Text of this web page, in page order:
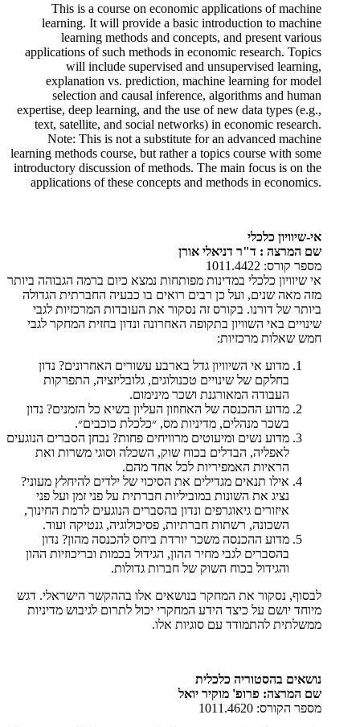
This is a course on economic applications of machine
learning. It will provide a basic introduction to machine
learning methods and concepts, and present various
applications of such methods in economic research. Topics
will include supervised and unsupervised learning,
explanation vs. prediction, machine learning for model
selection and causal inference, algorithms and human
expertise, deep learning, and the use of new data types (e.g.,
text, satellite, and social networks) in economic research.
Note: This is not a substitute for an advanced machine
learning methods course, but rather a topics course with some
introductory discussion of methods. The main focus is on the
applications of these concepts and methods in economics.
אי-שיוויון כלכלי
שם המרצה : ד"ר דניאלי אורן
מספר קורס: 1011.4422
אי שיוויון כלכלי במדינות מפותחות נמצא כיום ברמה הגבוהה ביותר
מזה מאה שנים, ועל כן רבים רואים בו כבעיה החברתית הגדולה
ביותר של דורנו. בקורס זה נסקור את העובדות המרכזיות לגבי
שינויים באי השוויון בתקופה האחרונה ונדון בחזית המחקר לגבי
חמש שאלות מרכזיות:
מדוע אי השיוויון גדל בארבע עשורים האחרונים? נדון
בחלקם של שינויים טכנולוגים, גלובליזציה, התפרקות
העבודה המאורגנת ושכר מינימום.
מדוע ההכנסה של האחוזון העליון בשיא כל הזמנים? נדון
בשכר מנהלים, מדיניות מס, ״כלכלת כוכבים״.
מדוע נשים ומיעוטים מרוויחים פחות? נבחן הסברים הנוגעים
לאפליה, הבדלים בכוח שוק, השכלה וסוגי משרות ואת
הראיות האמפיריות לכל אחד מהם.
אילו תנאים מגדילים את הסיכוי של ילדים להיחלץ מעוני?
נציג את השונות במוביליות חברתית על פני זמן ועל פני
איזורים גיאוגרפים ונדון בהסברים הנוגעים לרמת החינוך,
השכונה, רשתות חברתיות, פסיכולוגיה, גנטיקה ועוד.
מדוע ההכנסה משכר יורדת ביחס להכנסה מהון? נדון
בהסברים לגבי מחיר ההון, הגידול בכמות ובריכוזיות ההון
והגידול בכוח השוק של חברות גדולות.
לבסוף, נסקור את המחקר בנושאים אלו בההקשר הישראלי. דגש
מיוחד יושם על כיצד הידע המחקרי יכול לתרום לגיבוש מדיניות
ממשלתית להתמודד עם סוגיות אלו.
נושאים בהסטוריה כלכלית
שם המרצה: פרופ' מוקיר יואל
מספר הקורס: 1011.4620